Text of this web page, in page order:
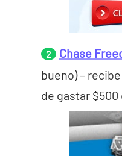
Chase
bueno) –
de gastar